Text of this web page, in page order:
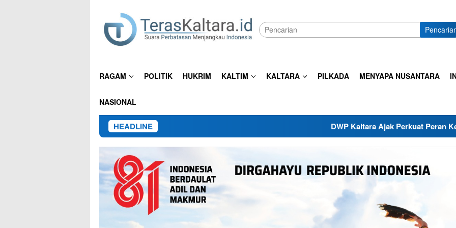
konten
RAGAM POLITIK HUKRIM KALTIM KALTARA PILKADA MENYAPA NUSANTARA
NASIONAL
HEADLINE DWP Kaltara Ajak Perkuat Peran Keluarga dan